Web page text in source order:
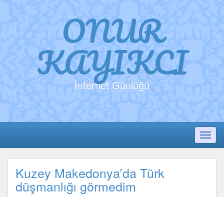
ONUR
KAYIKCI
İnternet Günlüğü
Kuzey Makedonya’da Türk
düşmanlığı görmedim